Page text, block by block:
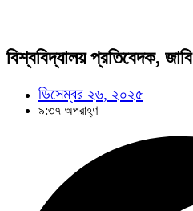
বিশ্ববিদ্যালয় প্রতিবেদক, জাবি
ডিসেম্বর ২৬, ২০২৫
৯:৩৭ অপরাহ্ণ